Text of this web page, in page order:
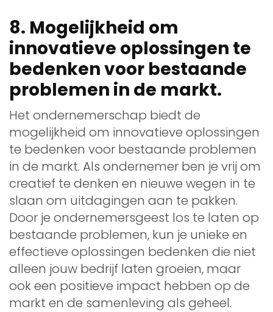
8. Mogelijkheid om
innovatieve oplossingen te
bedenken voor bestaande
problemen in de markt.
Het ondernemerschap biedt de
mogelijkheid om innovatieve oplossingen
te bedenken voor bestaande problemen
in de markt. Als ondernemer ben je vrij om
creatief te denken en nieuwe wegen in te
slaan om uitdagingen aan te pakken.
Door je ondernemersgeest los te laten op
bestaande problemen, kun je unieke en
effectieve oplossingen bedenken die niet
alleen jouw bedrijf laten groeien, maar
ook een positieve impact hebben op de
markt en de samenleving als geheel.